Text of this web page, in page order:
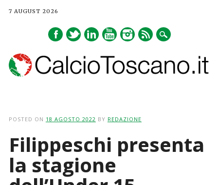
7 AUGUST 2026
POSTED ON 18 AGOSTO 2022 BY REDAZIONE
Filippeschi presenta
la stagione